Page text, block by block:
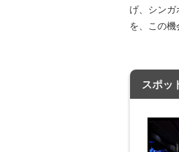
げ、シン
を、この機
スポッ